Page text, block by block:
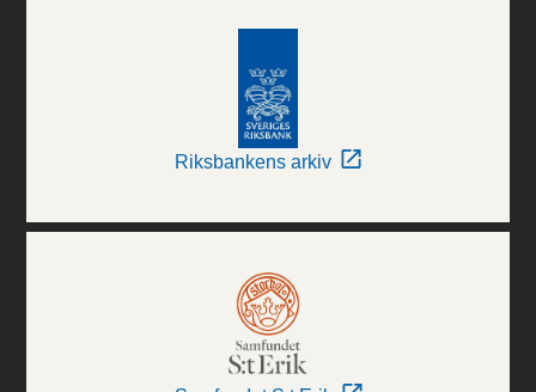
Riksbankens arkiv